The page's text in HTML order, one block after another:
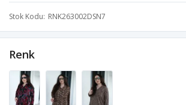
Stok Kodu RNK263002DSN7
Renk